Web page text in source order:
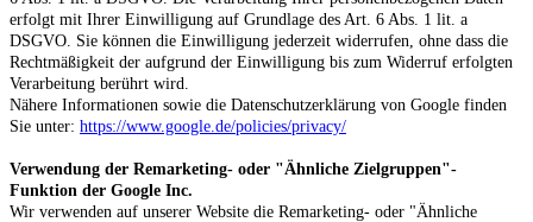
erfolgt mit Ihrer Einwilligung auf Grundlage des Art. 6 Abs. 1 lit. a
DSGVO. Sie können die Einwilligung jederzeit widerrufen, ohne dass die
Rechtmäßigkeit der aufgrund der Einwilligung bis zum Widerruf erfolgten
Verarbeitung berührt wird.
Nähere Informationen sowie die Datenschutzerklärung von Google finden
Sie unter: https://www.google.de/policies/privacy/
Verwendung der Remarketing- oder "Ähnliche Zielgruppen"-
Funktion der Google Inc.
Wir verwenden auf unserer Website die Remarketing- oder "Ähnliche